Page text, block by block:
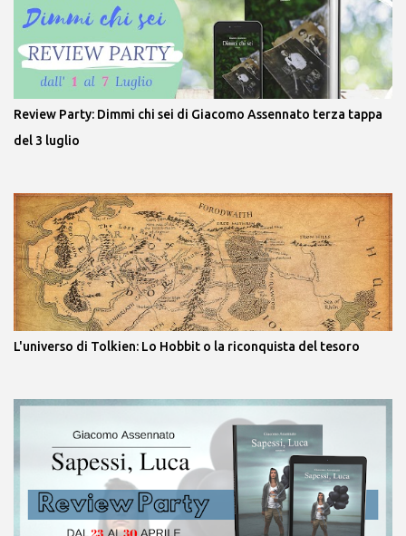
Review Party: Dimmi chi sei di Giacomo Assennato terza tappa
del 3 luglio
L'universo di Tolkien: Lo Hobbit o la riconquista del tesoro